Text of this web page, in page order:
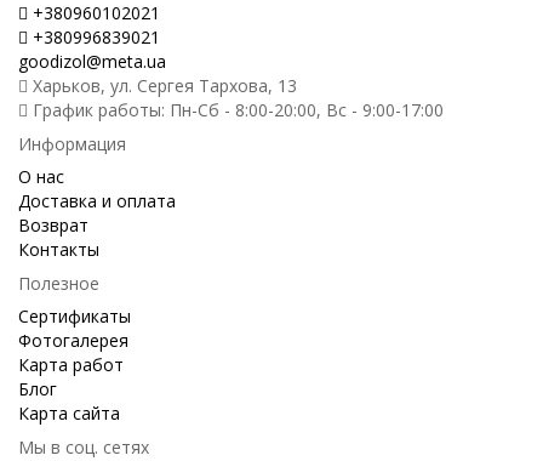
+380960102021
+380996839021
goodizol@meta.ua
Харьков, ул. Сергея Тархова, 13
График работы: Пн-Сб - 8:00-20:00, Вс - 9:00-17:00
Информация
О нас
Доставка и оплата
Возврат
Контакты
Полезное
Сертификаты
Фотогалерея
Карта работ
Блог
Карта сайта
Мы в соц. сетях